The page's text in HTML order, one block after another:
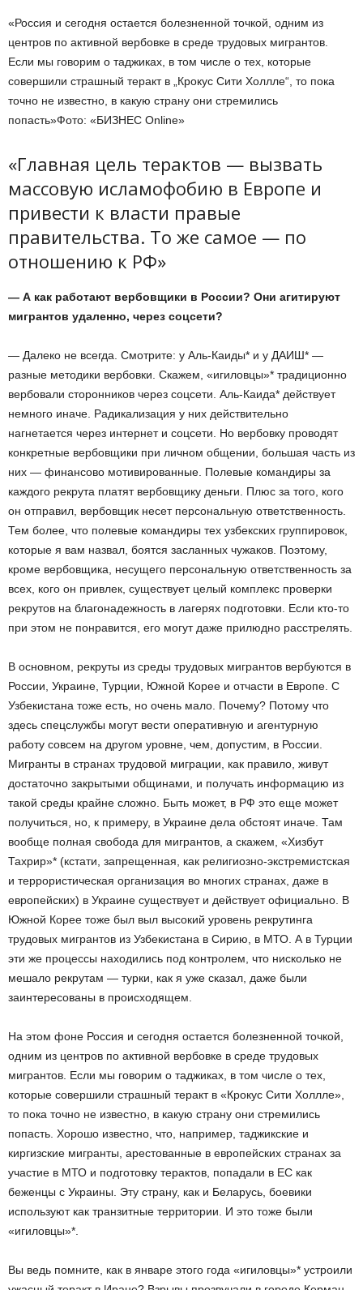
«Россия и сегодня остается болезненной точкой, одним из
центров по активной вербовке в среде трудовых мигрантов.
Если мы говорим о таджиках, в том числе о тех, которые
совершили страшный теракт в „Крокус Сити Холлле“, то пока
точно не известно, в какую страну они стремились
попасть»Фото: «БИЗНЕС Online»
«Главная цель терактов — вызвать
массовую исламофобию в Европе и
привести к власти правые
правительства. То же самое — по
отношению к РФ»
— А как работают вербовщики в России? Они агитируют
мигрантов удаленно, через соцсети?
— Далеко не всегда. Смотрите: у Аль-Каиды* и у ДАИШ* —
разные методики вербовки. Скажем, «игиловцы»* традиционно
вербовали сторонников через соцсети. Аль-Каида* действует
немного иначе. Радикализация у них действительно
нагнетается через интернет и соцсети. Но вербовку проводят
конкретные вербовщики при личном общении, большая часть из
них — финансово мотивированные. Полевые командиры за
каждого рекрута платят вербовщику деньги. Плюс за того, кого
он отправил, вербовщик несет персональную ответственность.
Тем более, что полевые командиры тех узбекских группировок,
которые я вам назвал, боятся засланных чужаков. Поэтому,
кроме вербовщика, несущего персональную ответственность за
всех, кого он привлек, существует целый комплекс проверки
рекрутов на благонадежность в лагерях подготовки. Если кто-то
при этом не понравится, его могут даже прилюдно расстрелять.
В основном, рекруты из среды трудовых мигрантов вербуются в
России, Украине, Турции, Южной Корее и отчасти в Европе. С
Узбекистана тоже есть, но очень мало. Почему? Потому что
здесь спецслужбы могут вести оперативную и агентурную
работу совсем на другом уровне, чем, допустим, в России.
Мигранты в странах трудовой миграции, как правило, живут
достаточно закрытыми общинами, и получать информацию из
такой среды крайне сложно. Быть может, в РФ это еще может
получиться, но, к примеру, в Украине дела обстоят иначе. Там
вообще полная свобода для мигрантов, а скажем, «Хизбут
Тахрир»* (кстати, запрещенная, как религиозно-экстремистская
и террористическая организация во многих странах, даже в
европейских) в Украине существует и действует официально. В
Южной Корее тоже был выл высокий уровень рекрутинга
трудовых мигрантов из Узбекистана в Сирию, в МТО. А в Турции
эти же процессы находились под контролем, что нисколько не
мешало рекрутам — турки, как я уже сказал, даже были
заинтересованы в происходящем.
На этом фоне Россия и сегодня остается болезненной точкой,
одним из центров по активной вербовке в среде трудовых
мигрантов. Если мы говорим о таджиках, в том числе о тех,
которые совершили страшный теракт в «Крокус Сити Холлле»,
то пока точно не известно, в какую страну они стремились
попасть. Хорошо известно, что, например, таджикские и
киргизские мигранты, арестованные в европейских странах за
участие в МТО и подготовку терактов, попадали в ЕС как
беженцы с Украины. Эту страну, как и Беларусь, боевики
используют как транзитные территории. И это тоже были
«игиловцы»*.
Вы ведь помните, как в январе этого года «игиловцы»* устроили